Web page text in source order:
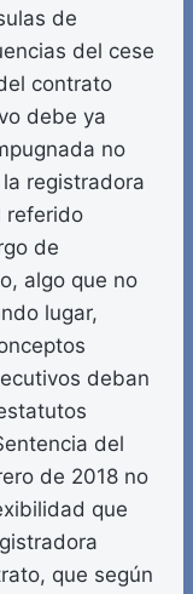
de
del cese
contrato
debe ya
no
registradora
referido
de
algo que no
lugar,
deban
del
de 2018 no
que
que según